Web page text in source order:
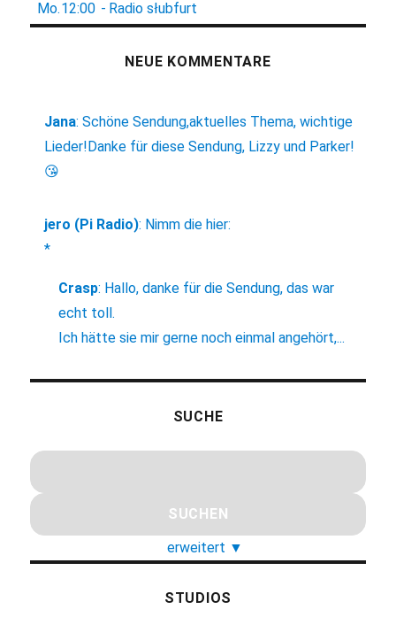
Mo.12:00 - Radio słubfurt
NEUE KOMMENTARE
Jana:Schöne Sendung,aktuelles Thema, wichtige
Lieder!Danke für diese Sendung, Lizzy und Parker!
😘
jero (Pi Radio): Nimm die hier:
*
Crasp: Hallo, danke für die Sendung, das war
echt toll.
Ich hätte sie mir gerne noch einmal angehört,...
SUCHE
erweitert ▼
STUDIOS